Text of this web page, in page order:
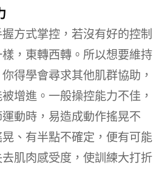
方式掌控，若沒有好的控制
，東轉西轉。 所以想要維持
得學會尋求其他肌群協助，
增進。 一般操控能力不佳，
動時，易造成動作搖晃不
、有半點不確定，便有可能
肌肉感受度，使訓練大打折